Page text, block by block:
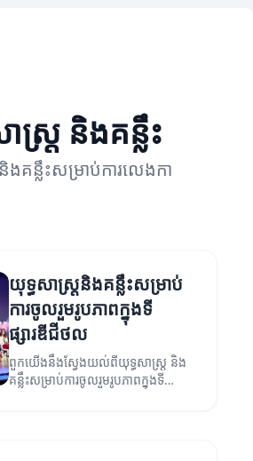
ស្ត្រ និងគន្លឹះ
ង​គន្លឹះសម្រាប់ការលេងកា
យុទ្ធសាស្ត្រនិងគន្លឹះសម្រាប់
ការចូលរួមរូបភាពក្នុងទី
ផ្សារឌីជីថល
ពួកយើងនឹងស្វែងយល់ពីយុទ្ធសាស្ត្រ និង
គន្លឹះសម្រាប់ការចូលរួមរូបភាពក្នុងទី